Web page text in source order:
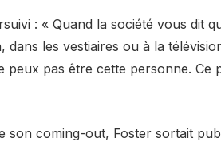
: « Quand la société vous dit
dans les vestiaires ou à la
peux pas être cette personne. Ce
son coming-out, Foster sortait